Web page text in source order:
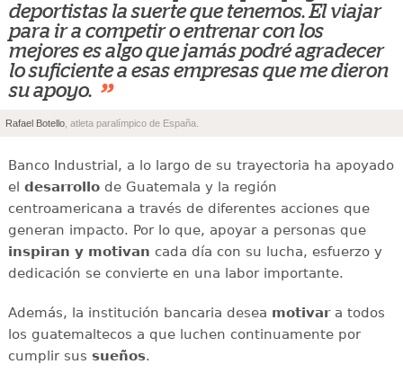
deportistas la suerte que tenemos. El viajar
para ir a competir o entrenar con los
mejores es algo que jamás podré agradecer
lo suficiente a esas empresas que me dieron
su apoyo. ”
Rafael Botello , atleta paralímpico de España.
Banco Industrial, a lo largo de su trayectoria ha apoyado
el desarrollode Guatemala y la región
centroamericana a través de diferentes acciones que
generan impacto. Por lo que, apoyar a personas que
inspiran y motivan cada día con su lucha, esfuerzo y
dedicación se convierte en una labor importante.
Además, la institución bancaria desea motivara todos
los guatemaltecos a que luchen continuamente por
cumplir sus sueños.